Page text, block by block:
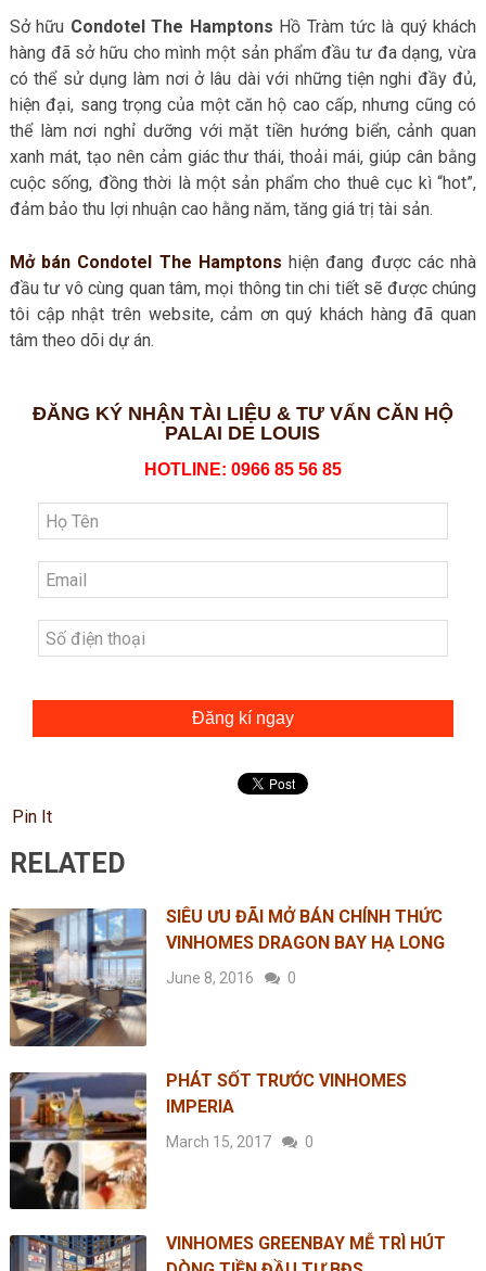
Sở hữu Condotel The Hamptons Hồ Tràm tức là quý khách
hàng đã sở hữu cho mình một sản phẩm đầu tư đa dạng, vừa
có thể sử dụng làm nơi ở lâu dài với những tiện nghi đầy đủ,
hiện đại, sang trọng của một căn hộ cao cấp, nhưng cũng có
thể làm nơi nghỉ dưỡng với mặt tiền hướng biển, cảnh quan
xanh mát, tạo nên cảm giác thư thái, thoải mái, giúp cân bằng
cuộc sống, đồng thời là một sản phẩm cho thuê cục kì “hot”,
đảm bảo thu lợi nhuận cao hằng năm, tăng giá trị tài sản.
Mở bán Condotel The Hamptons hiện đang được các nhà
đầu tư vô cùng quan tâm, mọi thông tin chi tiết sẽ được chúng
tôi cập nhật trên website, cảm ơn quý khách hàng đã quan
tâm theo dõi dự án.
ĐĂNG KÝ NHẬN TÀI LIỆU & TƯ VẤN CĂN HỘ
PALAI DE LOUIS
HOTLINE: 0966 85 56 85
Đăng kí ngay
Pin It
RELATED
SIÊU ƯU ĐÃI MỞ BÁN CHÍNH THỨC
VINHOMES DRAGON BAY HẠ LONG
June 8, 2016 0
PHÁT SỐT TRƯỚC VINHOMES
IMPERIA
March 15, 2017 0
VINHOMES GREENBAY MỄ TRÌ HÚT